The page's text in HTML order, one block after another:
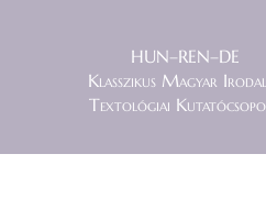
HUN–REN–DE
Klasszikus Magyar
Textológiai